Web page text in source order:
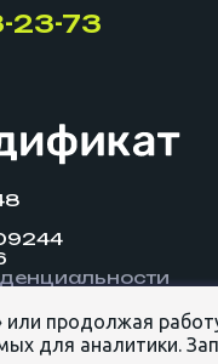
23-73
продолжая
для аналитики.